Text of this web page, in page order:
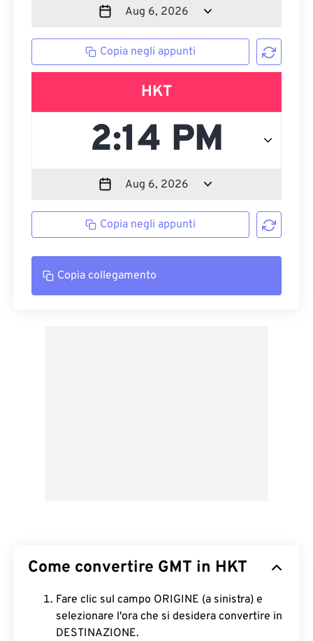
Copia negli appunti
HKT
Copia negli appunti
Copia collegamento
Come convertire GMT in HKT
Fare clic sul campo ORIGINE (a sinistra) e
selezionare l'ora che si desidera convertire in
DESTINAZIONE.